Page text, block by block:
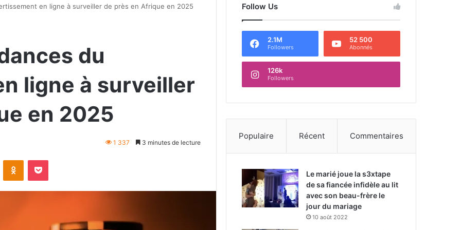
en ligne à surveiller de près en Afrique en 2025
du
ligne à surveiller
en 2025
1 337 3 minutes de lecture
Odnoklassniki
Pocket
Follow Us
2.1M
Followers
52 500
Abonnés
126k
Followers
Populaire Récent Commentaires
Le marié joue la s3xtape
de sa fiancée infidèle au lit
avec son beau-frère le
jour du mariage
10 août 2022